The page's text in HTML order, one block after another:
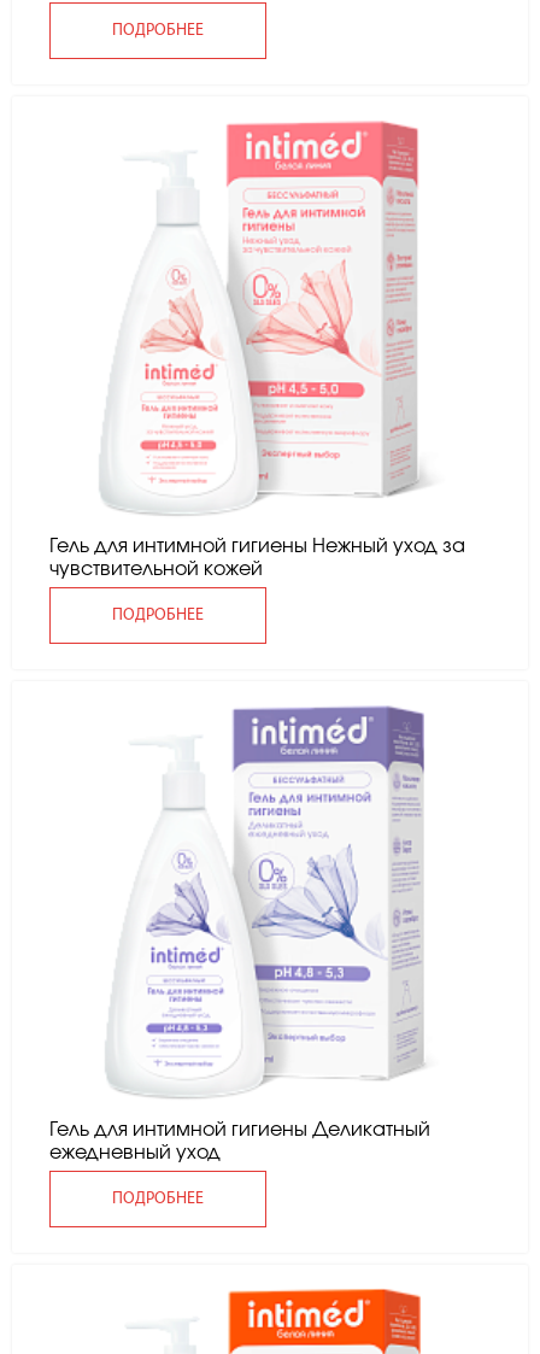
ПОДРОБНЕЕ
Гель для интимной гигиены Нежный уход за
чувствительной кожей
ПОДРОБНЕЕ
Гель для интимной гигиены Деликатный
ежедневный уход
ПОДРОБНЕЕ